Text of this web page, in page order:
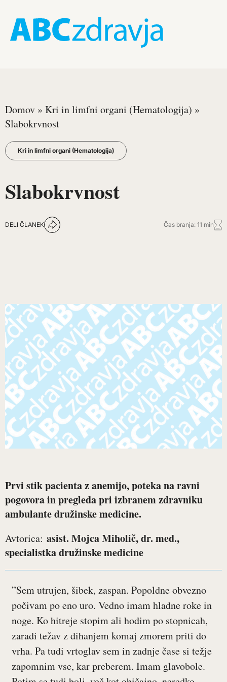
Domov » Kri in limfni organi (Hematologija) »
Slabokrvnost
Kri in limfni organi (Hematologija)
Slabokrvnost
DELI ČLANEK Čas branja: 11 min
Prvi stik pacienta z anemijo, poteka na ravni
pogovora in pregleda pri izbranem zdravniku
ambulante družinske medicine.
Avtorica: asist. Mojca Miholič, dr. med.,
specialistka družinske medicine
”Sem utrujen, šibek, zaspan. Popoldne obvezno
počivam po eno uro. Vedno imam hladne roke in
noge. Ko hitreje stopim ali hodim po stopnicah,
zaradi težav z dihanjem komaj zmorem priti do
vrha. Pa tudi vrtoglav sem in zadnje čase si težje
zapomnim vse, kar preberem. Imam glavobole.